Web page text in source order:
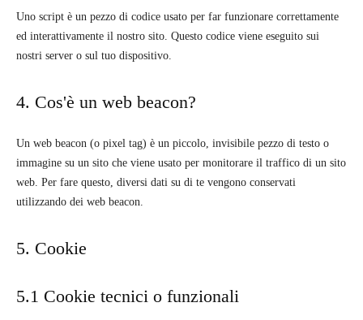
Uno script è un pezzo di codice usato per far funzionare correttamente
ed interattivamente il nostro sito. Questo codice viene eseguito sui
nostri server o sul tuo dispositivo.
4. Cos'è un web beacon?
Un web beacon (o pixel tag) è un piccolo, invisibile pezzo di testo o
immagine su un sito che viene usato per monitorare il traffico di un sito
web. Per fare questo, diversi dati su di te vengono conservati
utilizzando dei web beacon.
5. Cookie
5.1 Cookie tecnici o funzionali